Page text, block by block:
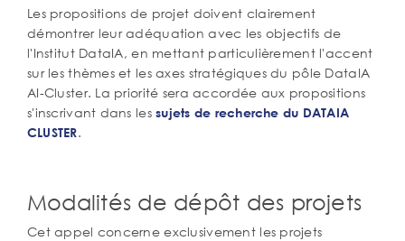
Les propositions de projet doivent clairement
démontrer leur adéquation avec les objectifs de
l'Institut DataIA, en mettant particulièrement l'accent
sur les thèmes et les axes stratégiques du pôle DataIA
AI-Cluster. La priorité sera accordée aux propositions
s'inscrivant dans lessujets de recherche du DATAIA
CLUSTER.
Modalités de dépôt des projets
Cet appel concerne exclusivement les projets